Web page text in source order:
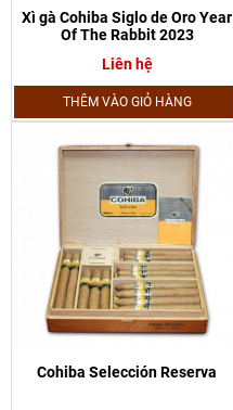
Xì gà Cohiba Siglo de Oro Year
Of The Rabbit 2023
Liên hệ
THÊM VÀO GIỎ HÀNG
Cohiba Selección Reserva